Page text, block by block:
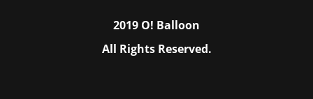
2019 O! Balloon
All Rights Reserved.